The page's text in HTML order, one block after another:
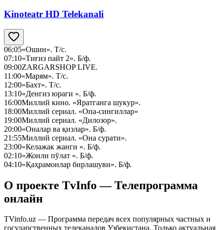
Kinoteatr HD Telekanali
06:05«Ошин». Т/с.
07:10«Тиғиз пайт 2». Б/ф.
09:00ZARGARSHOP LIVE.
11:00«Марям». Т/с.
12:00«Бахт». Т/с.
13:10«Денгиз юраги ». Б/ф.
16:00Миллий кино. «Яратганга шукур».
18:00Миллий сериал. «Опа-сингиллар»
19:00Миллий сериал. «Дилозор».
20:00«Оналар ва қизлар». Б/ф.
21:55Миллий сериал. «Она сурати».
23:00«Келажак жанги ». Б/ф.
02:10«Жонли пўлат ». Б/ф.
04:10«Қаҳрамонлар бирлашуви». Б/ф.
О проекте TvInfo — Телепрограмма
онлайн
TVinfo.uz — Программа передач всех популярных частных и
государственных телеканалов Узбекистана. Только актуальная